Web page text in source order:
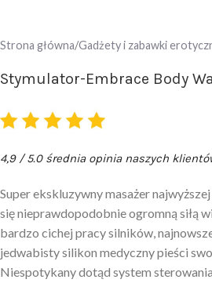
Strona główna Gadżety i zabawki
Stymulator-Embrace Body
4,9 / 5.0 średnia opinia naszych
Super ekskluzywny masażer
się nieprawdopodobnie ogromną siłą
bardzo cichej pracy silników,
jedwabisty silikon medyczny pieści
Niespotykany dotąd system